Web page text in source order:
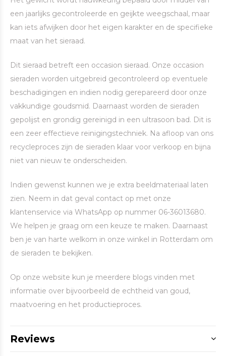
een jaarlijks gecontroleerde en geijkte weegschaal, maar
kan iets afwijken door het eigen karakter en de specifieke
maat van het sieraad.
Dit sieraad betreft een occasion sieraad. Onze occasion
sieraden worden uitgebreid gecontroleerd op eventuele
beschadigingen en indien nodig gerepareerd door onze
vakkundige goudsmid. Daarnaast worden de sieraden
gepolijst en grondig gereinigd in een ultrasoon bad. Dit is
een zeer effectieve reinigingstechniek. Na afloop van ons
recycleproces zijn de sieraden klaar voor verkoop en bijna
niet van nieuw te onderscheiden.
Indien gewenst kunnen we je extra beeldmateriaal laten
zien. Neem in dat geval contact op met onze
klantenservice via WhatsApp op nummer 06-36013680.
We helpen je graag om een keuze te maken. Daarnaast
ben je van harte welkom in onze winkel in Rotterdam om
de sieraden te bekijken.
Op onze website kun je meerdere blogs vinden met
informatie over bijvoorbeeld de echtheid van goud,
maatvoering en het productieproces.
Reviews